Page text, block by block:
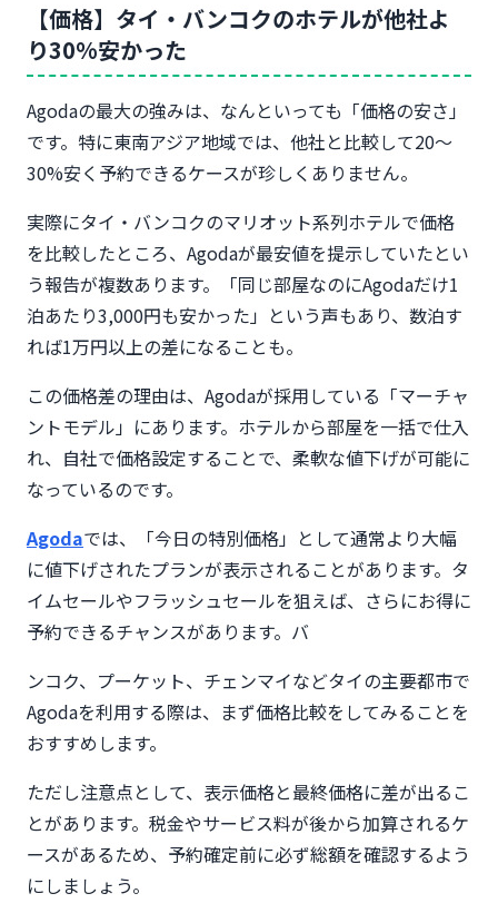
【価格】タイ・バンコクのホテルが他社よ
り30%安かった
Agodaの最大の強みは、なんといっても「価格の安さ」
です。特に東南アジア地域では、他社と比較して20〜
30%安く予約できるケースが珍しくありません。
実際にタイ・バンコクのマリオット系列ホテルで価格
を比較したところ、Agodaが最安値を提示していたとい
う報告が複数あります。「同じ部屋なのにAgodaだけ1
泊あたり3,000円も安かった」という声もあり、数泊す
れば1万円以上の差になることも。
この価格差の理由は、Agodaが採用している「マーチャ
ントモデル」にあります。ホテルから部屋を一括で仕入
れ、自社で価格設定することで、柔軟な値下げが可能に
なっているのです。
Agodaでは、「今日の特別価格」として通常より大幅
に値下げされたプランが表示されることがあります。タ
イムセールやフラッシュセールを狙えば、さらにお得に
予約できるチャンスがあります。バ
ンコク、プーケット、チェンマイなどタイの主要都市で
Agodaを利用する際は、まず価格比較をしてみることを
おすすめします。
ただし注意点として、表示価格と最終価格に差が出るこ
とがあります。税金やサービス料が後から加算されるケ
ースがあるため、予約確定前に必ず総額を確認するよう
にしましょう。